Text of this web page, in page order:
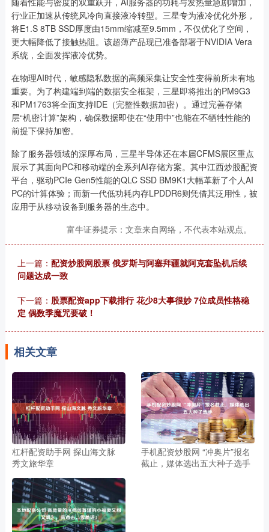
行业正加速从传统风冷向直接液冷转型。三星专为液冷优化外形，
将E1.S 8TB SSD厚度由15mm缩减至9.5mm，不仅优化了空间，
更大幅降低了接触热阻。该超薄产品现已准备部署于NVIDIA Vera
系统，全面发挥液冷优势。
在物理AI时代，敏感隐私数据的高频采集让安全性变得前所未有地
重要。为了构建端到端的数据安全框架，三星即将推出的PM9G3
和PM1763将全面支持IDE（完整性数据加密）。通过完善存储
层“机密计算”架构，确保数据即使在“使用中”也能在不牺牲性能的
前提下保持加密。
除了服务器领域的深厚布局，三星半导体还在本届CFMS展区重点
展示了其面向PC和移动端的全系列AI存储方案。其中江西炒股配资
平台，驱动PCIe Gen5性能的QLC SSD BM9K1大幅革新了个人AI
PC的计算体验；而新一代低功耗内存LPDDR6则凭借其泛用性，被
应用于从移动设备到服务器的生态中。
富牛证券提示：文章来自网络，不代表本站观点。
上一篇： 配资炒股网股票 俄罗斯与阿塞拜疆就阿克套坠机后续
问题达成一致
下一篇： 股票配资app下载排行 花少8大事很妙 7位成员性格稳
定 偶数季魔咒要破！
相关文章
杠杆配资助手网 探山海文脉
秀文旅华章
手机配资炒股网 “冲奥片”报名
截止，媒体选出五大种子选手